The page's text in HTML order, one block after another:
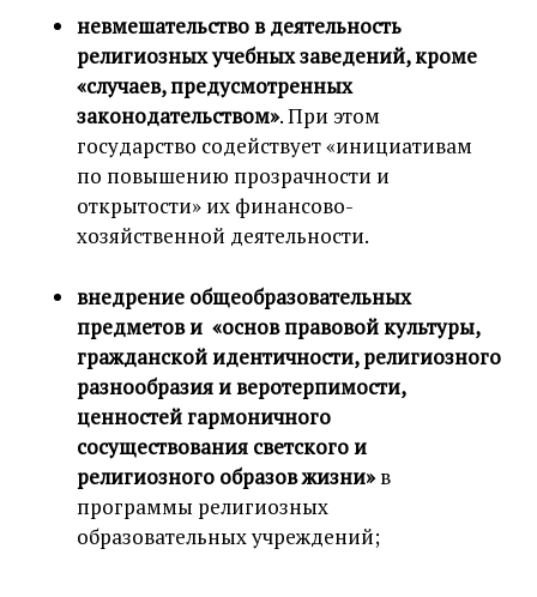
невмешательство в деятельность
религиозных учебных заведений, кроме
«случаев, предусмотренных
законодательством». При этом
государство содействует «инициативам
по повышению прозрачности и
открытости» их финансово-
хозяйственной деятельности.
внедрение общеобразовательных
предметов и «основ правовой культуры,
гражданской идентичности, религиозного
разнообразия и веротерпимости,
ценностей гармоничного
сосуществования светского и
религиозного образов жизни»в
программы религиозных
образовательных учреждений;